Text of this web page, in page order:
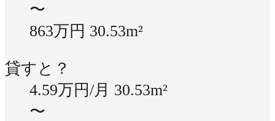
〜
863万円 30.53m²
貸すと？
4.59万円/月 30.53m²
〜